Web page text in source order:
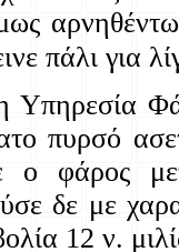
πάλι για
Υπηρεσία
πυρσό
ο φάρος
δε με
12 ν.